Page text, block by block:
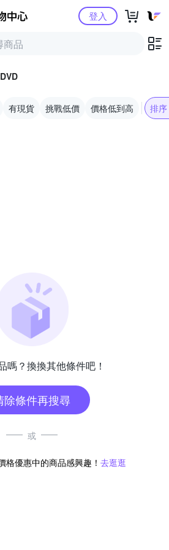
Yahoo購物中心登入
有現貨 挑戰低價 價格低到高 排序
嗎？換換其他條件吧！
除條件再搜尋
或
格優惠中的商品感興趣！ 去逛逛